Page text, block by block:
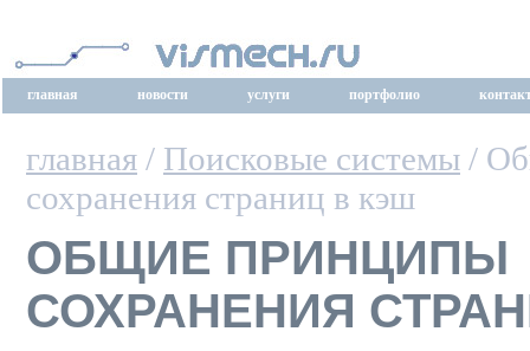
главная новости услуги портфолио
главная / Поисковые системы /
сохранения страниц в кэш
ОБЩИЕ ПРИНЦИПЫ
СОХРАНЕНИЯ